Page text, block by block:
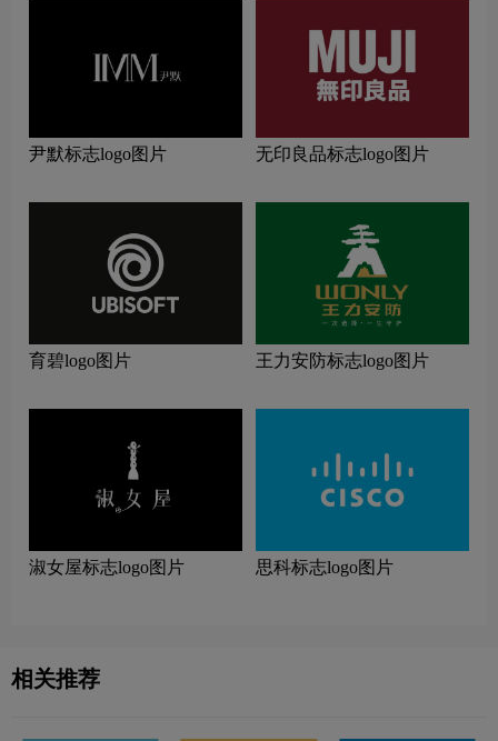
尹默标志logo图片 无印良品标志logo图片
育碧logo图片 王力安防标志logo图片
淑女屋标志logo图片 思科标志logo图片
相关推荐